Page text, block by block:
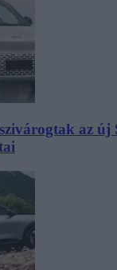
az új